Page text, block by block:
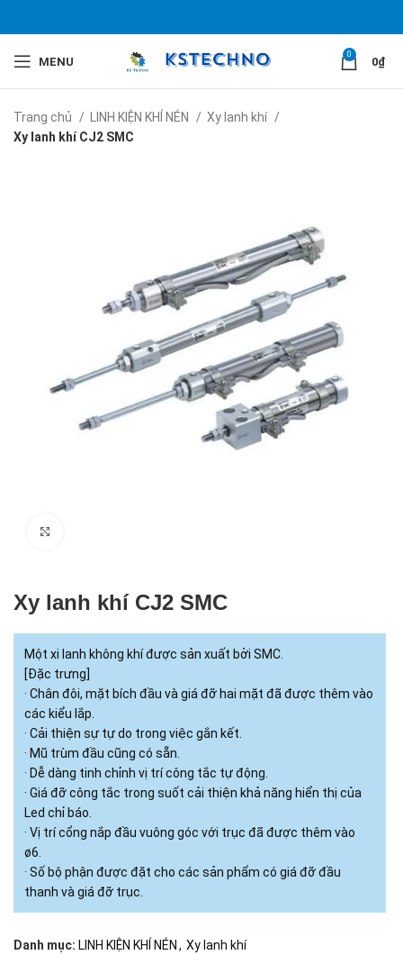
MENU
0
0₫
Trang chủ LINH KIỆN KHÍ NÉN
Xy lanh khí
Xy lanh khí CJ2 SMC
Xy lanh khí CJ2 SMC
Một xi lanh không khí được sản xuất bởi SMC.
[Đặc trưng]
· Chân đôi, mặt bích đầu và giá đỡ hai mặt đã được thêm vào
các kiểu lắp.
· Cải thiện sự tự do trong việc gắn kết.
· Mũ trùm đầu cũng có sẵn.
· Dễ dàng tinh chỉnh vị trí công tắc tự động.
· Giá đỡ công tắc trong suốt cải thiện khả năng hiển thị của
Led chỉ báo.
· Vị trí cổng nắp đầu vuông góc với trục đã được thêm vào
ø6.
· Số bộ phận được đặt cho các sản phẩm có giá đỡ đầu
thanh và giá đỡ trục.
Danh mục: LINH KIỆN KHÍ NÉN , Xy lanh khí